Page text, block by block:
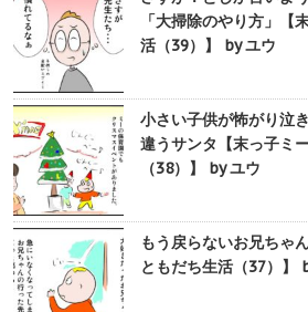
「大掃除のやり方」【
活（39）】 by ユウ
小さい子供が怖がり泣
違うサンタ【末っ子ミ
（38）】 by ユウ
もう戻らないお兄ちゃ
ともだち生活（37）】